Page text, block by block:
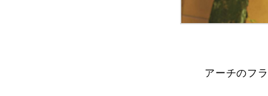
アーチのフ